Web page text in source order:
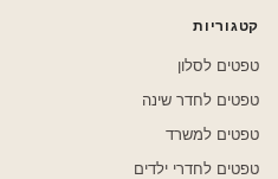
קטגוריות
טפטים לסלון
טפטים לחדר שינה
טפטים למשרד
טפטים לחדרי ילדים